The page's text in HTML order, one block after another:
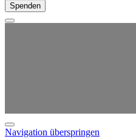
Spenden
Navigation überspringen